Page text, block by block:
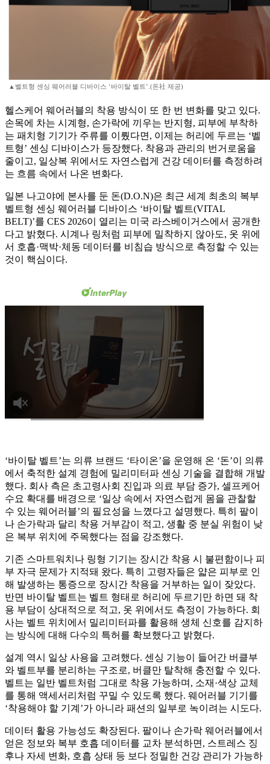
▲벨트형 센싱 웨어러블 디바이스 ‘바이탈 벨트’.(돈社 제공)
헬스케어 웨어러블의 착용 방식이 또 한 번 변화를 맞고 있다.
손목에 차는 시계형, 손가락에 끼우는 반지형, 피부에 부착하
는 패치형 기기가 주류를 이뤘다면, 이제는 허리에 두르는 ‘벨
트형’ 센싱 디바이스가 등장했다. 착용과 관리의 번거로움을
줄이고, 일상복 위에서도 자연스럽게 건강 데이터를 측정하려
는 흐름 속에서 나온 변화다.
일본 나고야에 본사를 둔 돈(D.O.N)은 최근 세계 최초의 복부
벨트형 센싱 웨어러블 디바이스 ‘바이탈 벨트(VITAL
BELT)’를 CES 2026이 열리는 미국 라스베이거스에서 공개한
다고 밝혔다. 시계나 링처럼 피부에 밀착하지 않아도, 옷 위에
서 호흡·맥박·체동 데이터를 비침습 방식으로 측정할 수 있는
것이 핵심이다.
‘바이탈 벨트’는 의류 브랜드 ‘타이온’을 운영해 온 ‘돈’이 의류
에서 축적한 설계 경험에 밀리미터파 센싱 기술을 결합해 개발
했다. 회사 측은 초고령사회 진입과 의료 부담 증가, 셀프케어
수요 확대를 배경으로 ‘일상 속에서 자연스럽게 몸을 관찰할
수 있는 웨어러블’의 필요성을 느꼈다고 설명했다. 특히 팔이
나 손가락과 달리 착용 거부감이 적고, 생활 중 분실 위험이 낮
은 복부 위치에 주목했다는 점을 강조했다.
기존 스마트워치나 링형 기기는 장시간 착용 시 불편함이나 피
부 자극 문제가 지적돼 왔다. 특히 고령자들은 얇은 피부로 인
해 발생하는 통증으로 장시간 착용을 거부하는 일이 잦았다.
반면 바이탈 벨트는 벨트 형태로 허리에 두르기만 하면 돼 착
용 부담이 상대적으로 적고, 옷 위에서도 측정이 가능하다. 회
사는 벨트 위치에서 밀리미터파를 활용해 생체 신호를 감지하
는 방식에 대해 다수의 특허를 확보했다고 밝혔다.
설계 역시 일상 사용을 고려했다. 센싱 기능이 들어간 버클부
와 벨트부를 분리하는 구조로, 버클만 탈착해 충전할 수 있다.
벨트는 일반 벨트처럼 그대로 착용 가능하며, 소재·색상 교체
를 통해 액세서리처럼 꾸밀 수 있도록 했다. 웨어러블 기기를
‘착용해야 할 기계’가 아니라 패션의 일부로 녹이려는 시도다.
데이터 활용 가능성도 확장된다. 팔이나 손가락 웨어러블에서
얻은 정보와 복부 호흡 데이터를 교차 분석하면, 스트레스 징
후나 자세 변화, 호흡 상태 등 보다 정밀한 건강 관리가 가능하